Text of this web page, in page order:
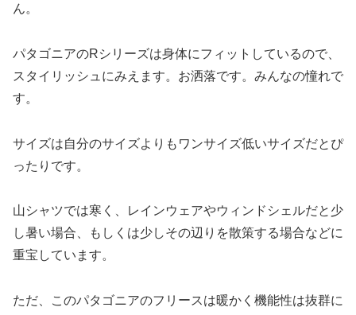
ん。
パタゴニアのRシリーズは身体にフィットしているので、
スタイリッシュにみえます。お洒落です。みんなの憧れで
す。
サイズは自分のサイズよりもワンサイズ低いサイズだとぴ
ったりです。
山シャツでは寒く、レインウェアやウィンドシェルだと少
し暑い場合、もしくは少しその辺りを散策する場合などに
重宝しています。
ただ、このパタゴニアのフリースは暖かく機能性は抜群に